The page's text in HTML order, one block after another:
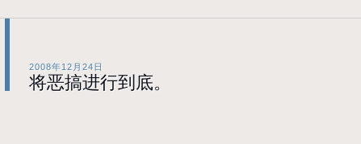
2008年12月24日
将恶搞进行到底。